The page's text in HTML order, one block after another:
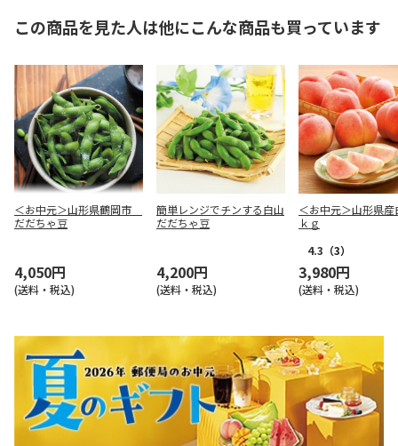
この商品を見た人は他にこんな商品も買っています
＜お中元＞山形県鶴岡市
だだちゃ豆
4,050円
(送料・税込)
簡単レンジでチンする白山
だだちゃ豆
4,200円
(送料・税込)
＜お中元＞山形県産
ｋｇ
4.3 （3）
3,980円
(送料・税込)